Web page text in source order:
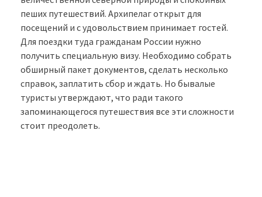
пеших путешествий. Архипелаг открыт для
посещений и с удовольствием принимает гостей.
Для поездки туда гражданам России нужно
получить специальную визу. Необходимо собрать
обширный пакет документов, сделать несколько
справок, заплатить сбор и ждать. Но бывалые
туристы утверждают, что ради такого
запоминающегося путешествия все эти сложности
стоит преодолеть.